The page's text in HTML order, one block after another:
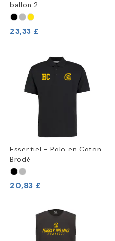
ballon 2
23,33 £
Essentiel - Polo en Coton
Brodé
20,83 £